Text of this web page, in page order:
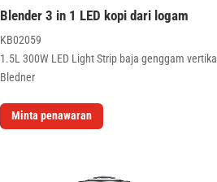
Blender 3 in 1 LED kopi dari logam
KB02059
1.5L 300W LED Light Strip baja genggam vertikal
Bledner
Minta penawaran